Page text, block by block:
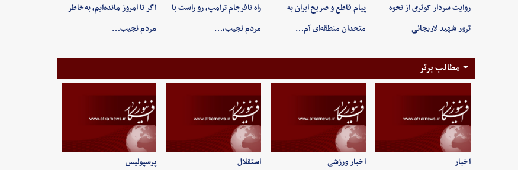
روایت سردار کوثری از نحوه
ترور شهید لاریجانی
پیام قاطع و صریح ایران به
متحدان منطقه‌ای آم…
راه نافرجام ترامپ، رو راست با
مردم نجیب،…
اگر تا امروز مانده‌ایم، به‌خاطر
مردم نجیب…
مطالب برتر
اخبار اخبار ورزشی استقلال پرسپولیس